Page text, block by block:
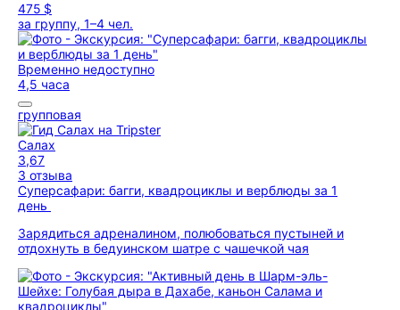
475 $
за группу, 1–4 чел.
Временно недоступно
4,5 часа
групповая
Салах
3,67
3 отзыва
Суперсафари: багги, квадроциклы и верблюды за 1
день
Зарядиться адреналином, полюбоваться пустыней и
отдохнуть в бедуинском шатре с чашечкой чая